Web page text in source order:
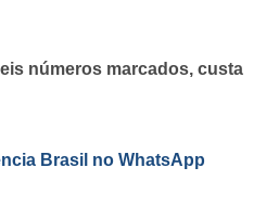
números marcados, custa
Brasil no WhatsApp